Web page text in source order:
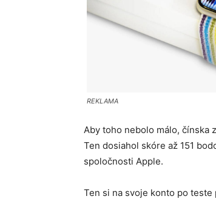
REKLAMA
Aby toho nebolo málo, čínska
Ten dosiahol skóre až 151
spoločnosti Apple.
Ten si na svoje konto po teste